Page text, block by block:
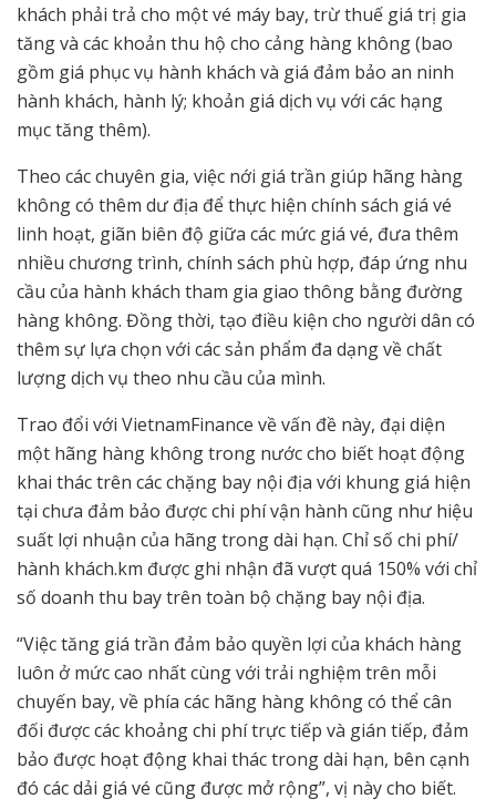
khách phải trả cho một vé máy bay, trừ thuế giá trị gia
tăng và các khoản thu hộ cho cảng hàng không (bao
gồm giá phục vụ hành khách và giá đảm bảo an ninh
hành khách, hành lý; khoản giá dịch vụ với các hạng
mục tăng thêm).
Theo các chuyên gia, việc nới giá trần giúp hãng hàng
không có thêm dư địa để thực hiện chính sách giá vé
linh hoạt, giãn biên độ giữa các mức giá vé, đưa thêm
nhiều chương trình, chính sách phù hợp, đáp ứng nhu
cầu của hành khách tham gia giao thông bằng đường
hàng không. Đồng thời, tạo điều kiện cho người dân có
thêm sự lựa chọn với các sản phẩm đa dạng về chất
lượng dịch vụ theo nhu cầu của mình.
Trao đổi với VietnamFinance về vấn đề này, đại diện
một hãng hàng không trong nước cho biết hoạt động
khai thác trên các chặng bay nội địa với khung giá hiện
tại chưa đảm bảo được chi phí vận hành cũng như hiệu
suất lợi nhuận của hãng trong dài hạn. Chỉ số chi phí/
hành khách.km được ghi nhận đã vượt quá 150% với chỉ
số doanh thu bay trên toàn bộ chặng bay nội địa.
“Việc tăng giá trần đảm bảo quyền lợi của khách hàng
luôn ở mức cao nhất cùng với trải nghiệm trên mỗi
chuyến bay, về phía các hãng hàng không có thể cân
đối được các khoảng chi phí trực tiếp và gián tiếp, đảm
bảo được hoạt động khai thác trong dài hạn, bên cạnh
đó các dải giá vé cũng được mở rộng”, vị này cho biết.